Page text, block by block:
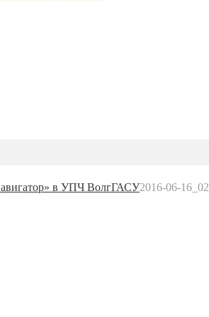
в УПЧ ВолгГАСУ2016-06-16_02